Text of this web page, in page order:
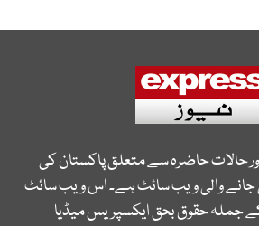
حالات حاضرہ سے متعلق پاکستان کی
والی ویب سائٹ ہے۔ اس ویب سائٹ
کے جملہ حقوق بحق ایکسپریس میڈیا